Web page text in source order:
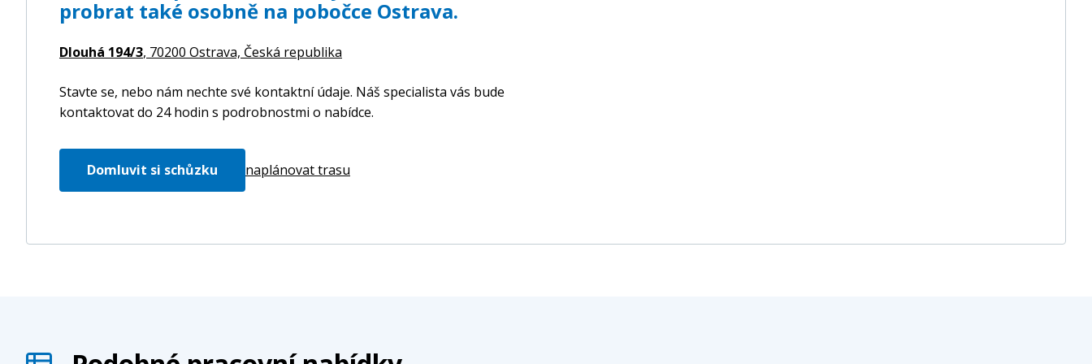
probrat také osobně na pobočce Ostrava.
Dlouhá 194/3, 70200 Ostrava, Česká republika
Stavte se, nebo nám nechte své kontaktní údaje. Náš specialista vás bude
kontaktovat do 24 hodin s podrobnostmi o nabídce.
Domluvit si schůzku naplánovat trasu